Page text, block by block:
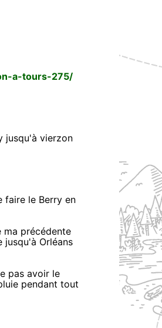
a-tours-275/
jusqu'à vierzon
faire le Berry en
ma précédente
jusqu'à Orléans
pas avoir le
pendant tout